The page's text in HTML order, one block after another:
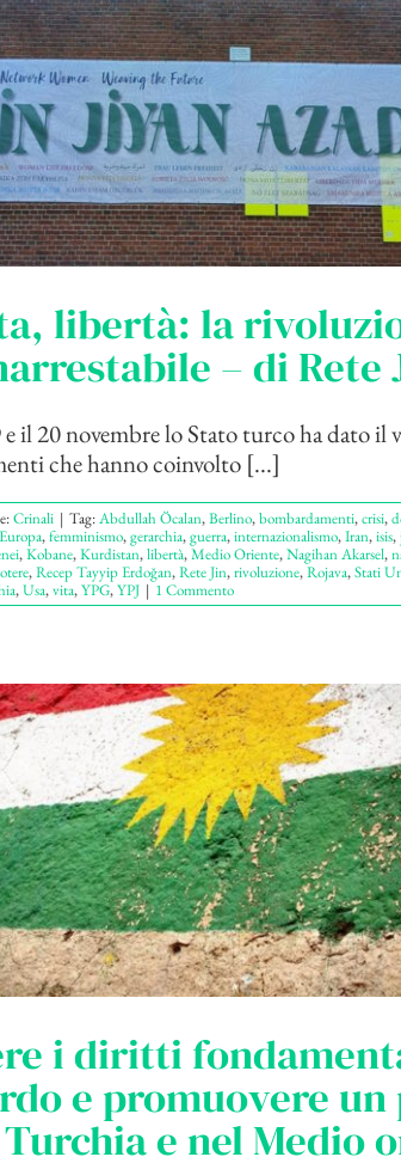
libertà: la
– di Rete
il 20 novembre lo Stato turco ha dato il
che hanno coinvolto [...]
Crinali | Tag:Abdullah Öcalan,Berlino,bombardamenti,crisi,
Europa,femminismo,gerarchia,guerra,internazionalismo,Iran,isis,
,Kobane,Kurdistan,libertà,Medio Oriente,Nagihan Akarsel,
,Recep Tayyip Erdoğan,Rete Jin,rivoluzione,Rojava,Stati
,Usa,vita,YPG,YPJ | 1 Commento
i diritti
e promuovere un
e nel Medio